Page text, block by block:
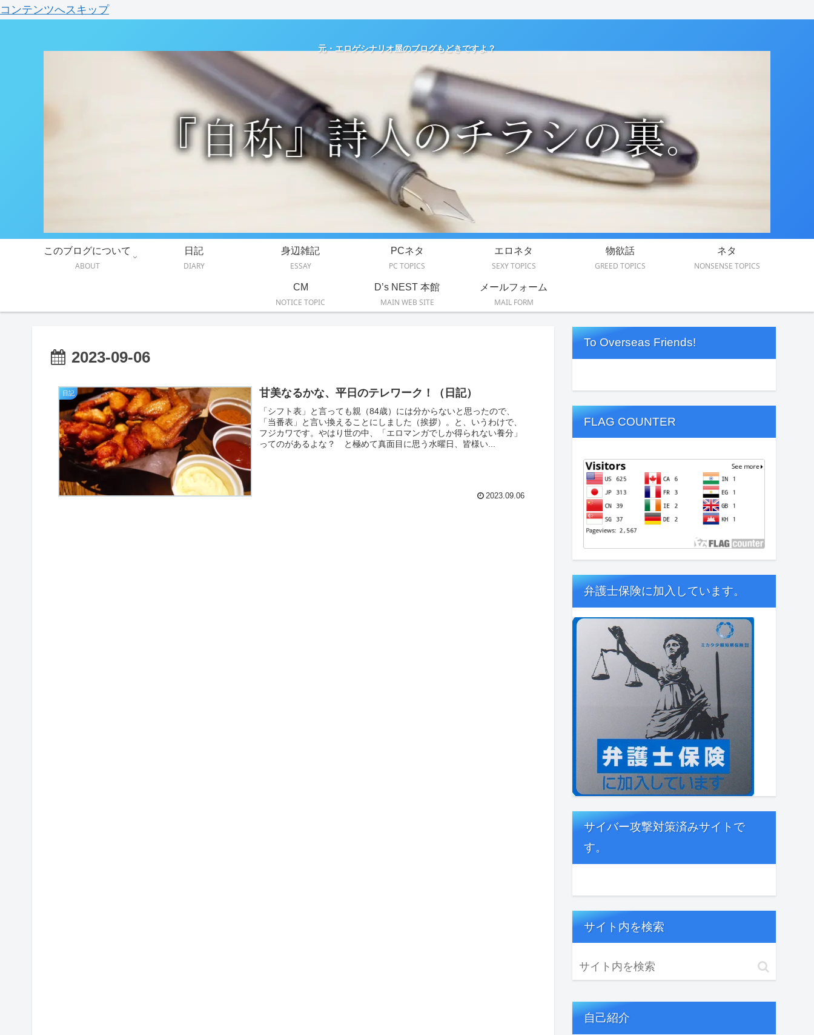
コンテンツへスキップ
元・エロゲシナリオ屋のブログもどきですよ？
このブログについて
ABOUT
日記
DIARY
身辺雑記
ESSAY
PCネタ
PC TOPICS
エロネタ
SEXY TOPICS
物欲話
GREED TOPICS
ネタ
NONSENSE TOPICS
CM
NOTICE TOPIC
D’s NEST 本館
MAIN WEB SITE
メールフォーム
MAIL FORM
2023-09-06
日記 甘美なるかな、平日のテレワーク！（日記）
「シフト表」と言っても親（84歳）には分からないと思ったので、
「当番表」と言い換えることにしました（挨拶）。と、いうわけで、
フジカワです。やはり世の中、「エロマンガでしか得られない養分」
ってのがあるよな？ と極めて真面目に思う水曜日、皆様い...
2023.09.06
To Overseas Friends!
FLAG COUNTER
弁護士保険に加入しています。
サイバー攻撃対策済みサイトで
す。
サイト内を検索
自己紹介